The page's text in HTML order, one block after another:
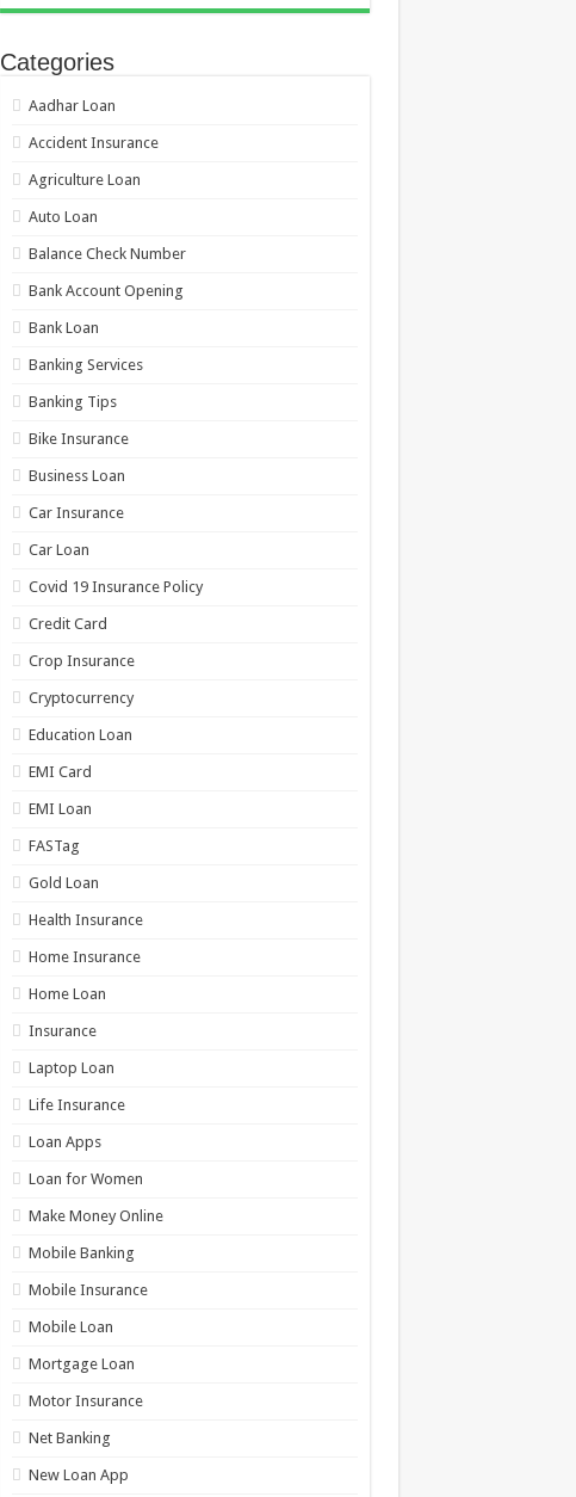
Categories
Aadhar Loan
Accident Insurance
Agriculture Loan
Auto Loan
Balance Check Number
Bank Account Opening
Bank Loan
Banking Services
Banking Tips
Bike Insurance
Business Loan
Car Insurance
Car Loan
Covid 19 Insurance Policy
Credit Card
Crop Insurance
Cryptocurrency
Education Loan
EMI Card
EMI Loan
FASTag
Gold Loan
Health Insurance
Home Insurance
Home Loan
Insurance
Laptop Loan
Life Insurance
Loan Apps
Loan for Women
Make Money Online
Mobile Banking
Mobile Insurance
Mobile Loan
Mortgage Loan
Motor Insurance
Net Banking
New Loan App